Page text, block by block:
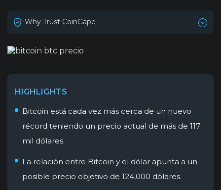
Why Trust CoinGape
HIGHLIGHTS
Bitcoin está cada vez más cerca de un nuevo
récord teniendo un precio actual de más de 117
mil dólares.
La relación entre Bitcoin y el dólar apunta a un
posible precio objetivo de 124,000 dólares.